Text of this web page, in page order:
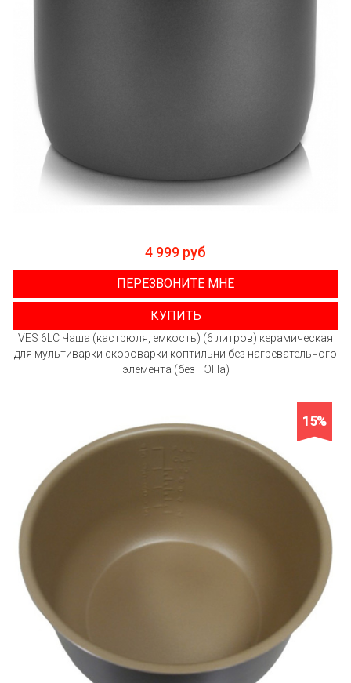
4 999 руб
ПЕРЕЗВОНИТЕ МНЕ
КУПИТЬ
VES 6LC Чаша (кастрюля, емкость) (6 литров) керамическая
для мультиварки скороварки коптильни без нагревательного
элемента (без ТЭНа)
15%